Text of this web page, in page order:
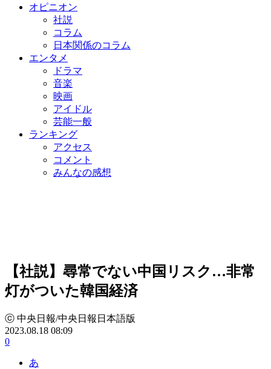
オピニオン
社説
コラム
日本関係のコラム
エンタメ
ドラマ
音楽
映画
アイドル
芸能一般
ランキング
アクセス
コメント
みんなの感想
【社説】尋常でない中国リスク…非常
灯がついた韓国経済
ⓒ 中央日報/中央日報日本語版
2023.08.18 08:09
0
あ